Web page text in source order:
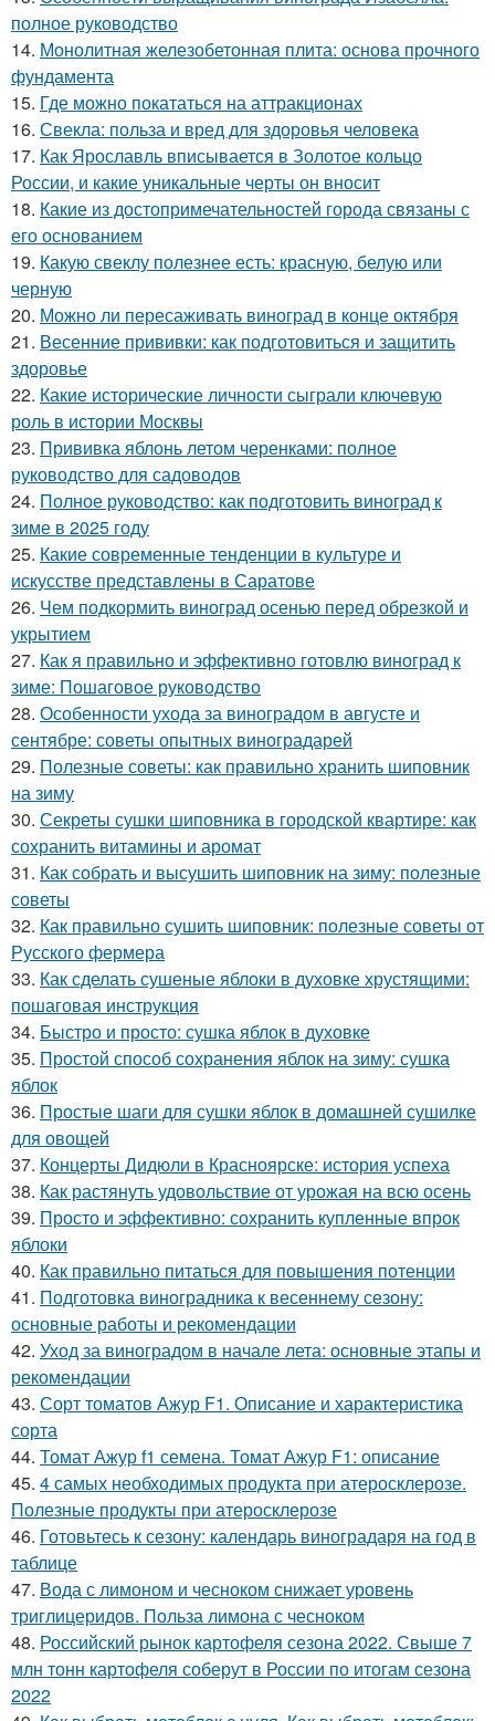
полное руководство
14. Монолитная железобетонная плита: основа прочного
фундамента
15. Где можно покататься на аттракционах
16. Свекла: польза и вред для здоровья человека
17. Как Ярославль вписывается в Золотое кольцо
России, и какие уникальные черты он вносит
18. Какие из достопримечательностей города связаны с
его основанием
19. Какую свеклу полезнее есть: красную, белую или
черную
20. Можно ли пересаживать виноград в конце октября
21. Весенние прививки: как подготовиться и защитить
здоровье
22. Какие исторические личности сыграли ключевую
роль в истории Москвы
23. Прививка яблонь летом черенками: полное
руководство для садоводов
24. Полное руководство: как подготовить виноград к
зиме в 2025 году
25. Какие современные тенденции в культуре и
искусстве представлены в Саратове
26. Чем подкормить виноград осенью перед обрезкой и
укрытием
27. Как я правильно и эффективно готовлю виноград к
зиме: Пошаговое руководство
28. Особенности ухода за виноградом в августе и
сентябре: советы опытных виноградарей
29. Полезные советы: как правильно хранить шиповник
на зиму
30. Секреты сушки шиповника в городской квартире: как
сохранить витамины и аромат
31. Как собрать и высушить шиповник на зиму: полезные
советы
32. Как правильно сушить шиповник: полезные советы от
Русского фермера
33. Как сделать сушеные яблоки в духовке хрустящими:
пошаговая инструкция
34. Быстро и просто: сушка яблок в духовке
35. Простой способ сохранения яблок на зиму: сушка
яблок
36. Простые шаги для сушки яблок в домашней сушилке
для овощей
37. Концерты Дидюли в Красноярске: история успеха
38. Как растянуть удовольствие от урожая на всю осень
39. Просто и эффективно: сохранить купленные впрок
яблоки
40. Как правильно питаться для повышения потенции
41. Подготовка виноградника к весеннему сезону:
основные работы и рекомендации
42. Уход за виноградом в начале лета: основные этапы и
рекомендации
43. Сорт томатов Ажур F1. Описание и характеристика
сорта
44. Томат Ажур f1 семена. Томат Ажур F1: описание
45. 4 самых необходимых продукта при атеросклерозе.
Полезные продукты при атеросклерозе
46. Готовьтесь к сезону: календарь виноградаря на год в
таблице
47. Вода с лимоном и чесноком снижает уровень
триглицеридов. Польза лимона с чесноком
48. Российский рынок картофеля сезона 2022. Свыше 7
млн тонн картофеля соберут в России по итогам сезона
2022